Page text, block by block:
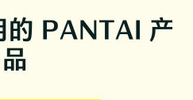
的 PANTAI 产
品